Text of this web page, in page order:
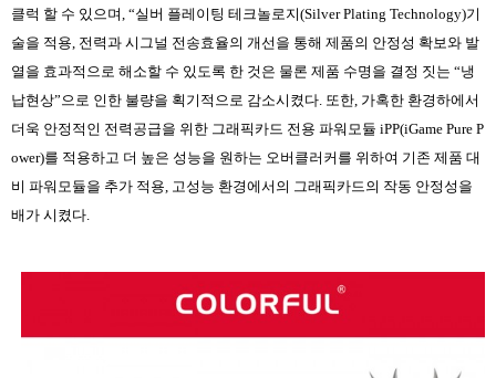
클럭 할 수 있으며 , “실버 플레이팅 테크놀로지(Silver Plating Technology)기
술을 적용 전력과 시그널 전송효율의 개선을 통해 제품의 안정성 확보와 발
열을 효과적으로 해소할 수 있도록 한 것은 물론 제품 수명을 결정 짓는 “냉
납현상” 으로 인한 불량을 획기적으로 감소시켰다 또한 가혹한 환경하에서
더욱 안정적인 전력공급을 위한 그래픽카드 전용 파워모듈 iPP(iGame Pure P
ower)를 적용하고 더 높은 성능을 원하는 오버클러커를 위하여 기존 제품 대
비 파워모듈을 추가 적용 고성능 환경에서의 그래픽카드의 작동 안정성을
배가 시켰다